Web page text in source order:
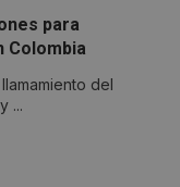
para
Colombia
del
...